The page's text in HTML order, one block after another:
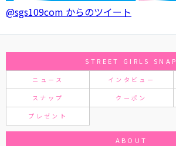
@sgs109com からのツイート
STREET GIRLS SNAP
ニュース インタビュー
スナップ クーポン
プレゼント
ABOUT